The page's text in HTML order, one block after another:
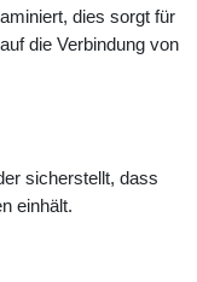
dies sorgt für
die Verbindung von
sicherstellt, dass
einhält.